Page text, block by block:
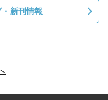
新刊情報